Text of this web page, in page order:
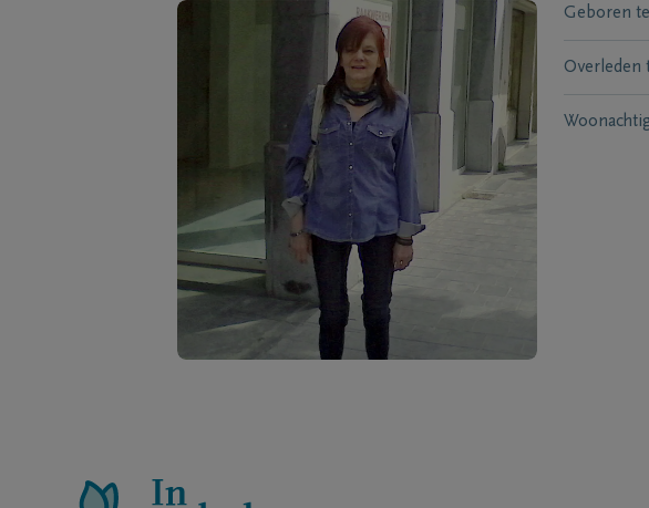
Geboren te
Overleden